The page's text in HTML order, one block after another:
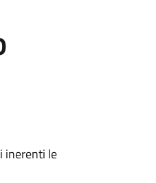
inerenti le